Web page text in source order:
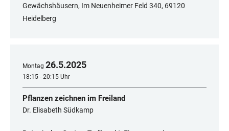
Gewächshäusern, Im Neuenheimer Feld 340, 69120
Heidelberg
Montag 26.5.2025
18:15 - 20:15 Uhr
Pflanzen zeichnen im Freiland
Dr. Elisabeth Südkamp